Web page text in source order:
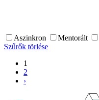
Aszinkron Mentorált
Szűrők törlése
1
2
›